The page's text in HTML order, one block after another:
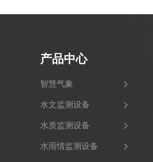
产品中心
智慧气象
水文监测设备
水质监测设备
水雨情监测设备